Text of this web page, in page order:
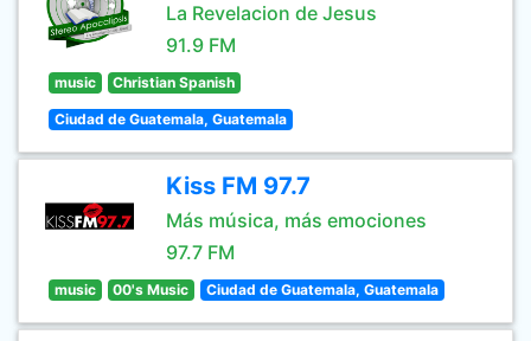
La Revelacion de Jesus
91.9 FM
music Christian Spanish
Ciudad de Guatemala, Guatemala
Kiss FM 97.7
Más música, más emociones
97.7 FM
music 00's Music Ciudad de Guatemala, Guatemala